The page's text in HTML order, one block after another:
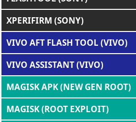
XPERIFIRM (SONY)
VIVO AFT FLASH TOOL (VIVO)
VIVO ASSISTANT (VIVO)
MAGISK APK (NEW GEN ROOT)
MAGISK (ROOT EXPLOIT)